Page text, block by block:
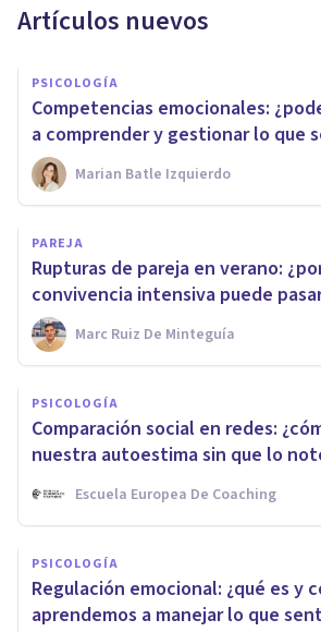
Artículos nuevos
PSICOLOGÍA
Competencias emocionales:
a comprender y gestionar lo que
Marian Batle Izquierdo
PAREJA
Rupturas de pareja en verano:
convivencia intensiva puede
Marc Ruiz De Minteguía
PSICOLOGÍA
Comparación social en redes:
nuestra autoestima sin que lo
Escuela Europea De Coaching
PSICOLOGÍA
Regulación emocional: ¿qué es y
aprendemos a manejar lo que